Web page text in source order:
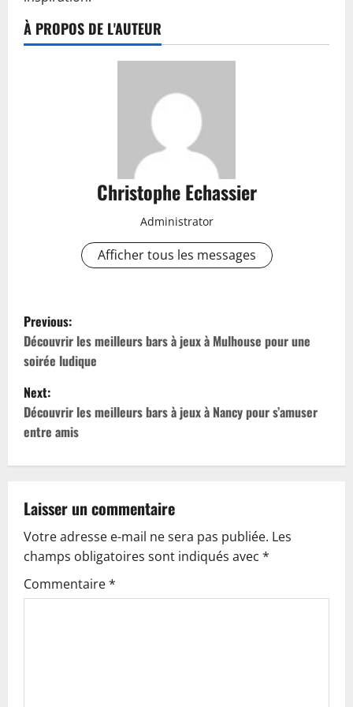
À PROPOS DE L'AUTEUR
Christophe Echassier
Administrator
Afficher tous les messages
P
o
s
t
n
v
i
g
Previous:
Découvrir les meilleurs bars à jeux à Mulhouse pour une
soirée ludique
Next:
Découvrir les meilleurs bars à jeux à Nancy pour s’amuser
entre amis
Laisser un commentaire
Votre adresse e-mail ne sera pas publiée. Les
champs obligatoires sont indiqués avec *
Commentaire*